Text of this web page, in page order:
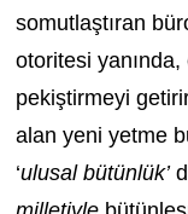
somutlaştıran
otoritesi
pekiştirmeyi
alan yeni yetme
‘ulusal bütünlük’